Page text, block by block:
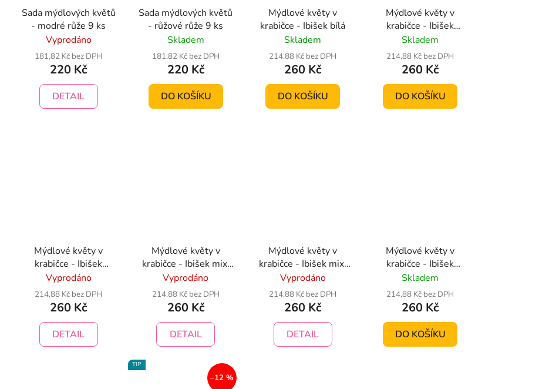
Sada mýdlových květů
- modré růže 9 ks
Vyprodáno
181,82 Kč bez DPH
220 Kč
DETAIL
Sada mýdlových květů
- růžové růže 9 ks
Skladem
181,82 Kč bez DPH
220 Kč
DO KOŠÍKU
Mýdlové květy v
krabičce - Ibišek bílá
Skladem
214,88 Kč bez DPH
260 Kč
DO KOŠÍKU
Mýdlové květy v
krabičce - Ibišek
červený
Skladem
214,88 Kč bez DPH
260 Kč
DO KOŠÍKU
Mýdlové květy v
krabičce - Ibišek
fialová
Vyprodáno
214,88 Kč bez DPH
260 Kč
DETAIL
Mýdlové květy v
krabičce - Ibišek mix,
bílá, růžová, fialová
Vyprodáno
214,88 Kč bez DPH
260 Kč
DETAIL
Mýdlové květy v
krabičce - Ibišek mix,
růžová, oranžová,
červená
Vyprodáno
214,88 Kč bez DPH
260 Kč
DETAIL
Mýdlové květy v
krabičce - Ibišek
oranžové
Skladem
214,88 Kč bez DPH
260 Kč
DO KOŠÍKU
TIP
–12 %